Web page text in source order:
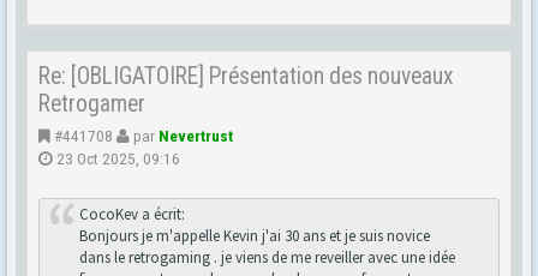
Re: [OBLIGATOIRE] Présentation des nouveaux
Retrogamer
#441708 par Nevertrust
23 Oct 2025, 09:16
CocoKev a écrit:
Bonjours je m'appelle Kevin j'ai 30 ans et je suis novice
dans le retrogaming . je viens de me reveiller avec une idée